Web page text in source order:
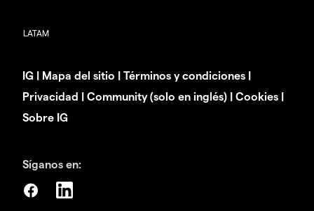
IG | Mapa del sitio | Términos y condiciones |
Privacidad | Community (solo en inglés) | Cookies |
Sobre IG
Síganos en: